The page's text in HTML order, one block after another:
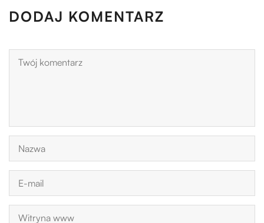
DODAJ KOMENTARZ